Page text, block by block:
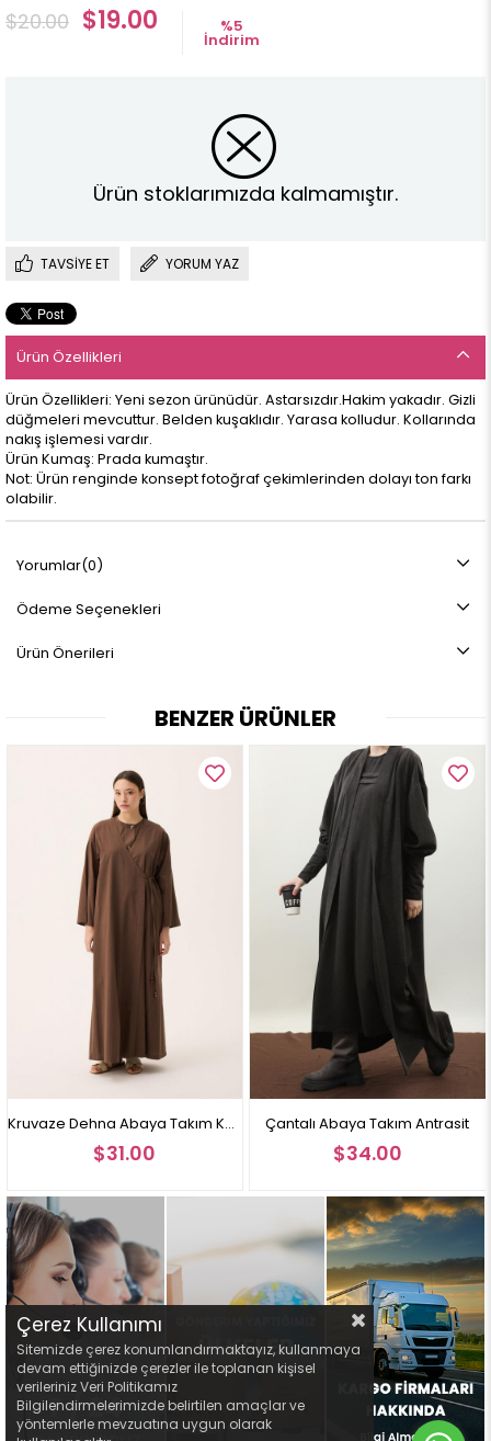
$20.00 $19.00 %5
İndirim
Ürün stoklarımızda kalmamıştır.
TAVSIYE ET YORUM YAZ
Ürün Özellikleri
Ürün Özellikleri: Yeni sezon ürünüdür. Astarsızdır.Hakim yakadır. Gizli
düğmeleri mevcuttur. Belden kuşaklıdır. Yarasa kolludur. Kollarında
nakış işlemesi vardır.
Ürün Kumaş: Prada kumaştır.
Not: Ürün renginde konsept fotoğraf çekimlerinden dolayı ton farkı
olabilir.
Yorumlar(0)
Ödeme Seçenekleri
Ürün Önerileri
BENZER ÜRÜNLER
Kruvaze Dehna Abaya Takım Kahverengi
$31.00
Çantalı Abaya Takım Antrasit
$34.00
Çerez Kullanımı
Sitemizde çerez konumlandırmaktayız, kullanmaya
devam ettiğinizde çerezler ile toplanan kişisel
verileriniz Veri Politikamız
Bilgilendirmelerimizde belirtilen amaçlar ve
yöntemlerle mevzuatına uygun olarak